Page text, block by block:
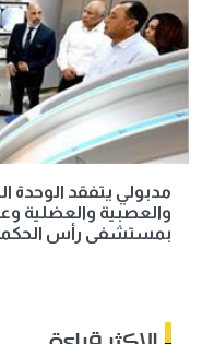
مدبولي يتفقد الوحدة
والعصبية والعضلية
بمستشفى رأس